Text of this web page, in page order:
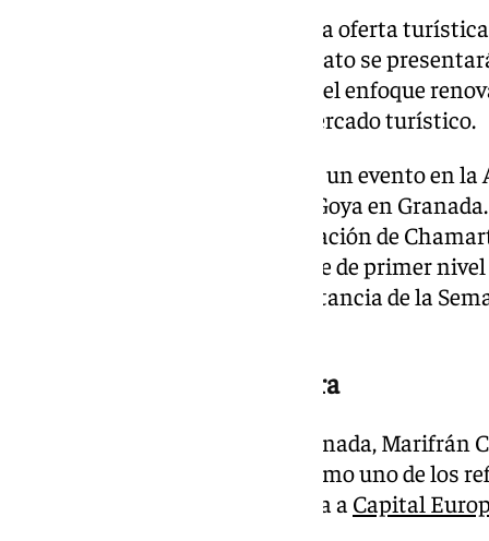
Además, el viernes 17 de enero, la oferta
imagen promocional del Patronato se
Madrid, mostrando un avance del enfoque
posicionar la provincia en el mercado turístico.
Durante la feria, se desarrollará un evento en
la celebración de la Gala de los Goya en
de Cine’ se presentará en la Estación de
anuncios será un evento cofrade de primer
provincia, subrayando la importancia de la
Capital Europea de la Cultura
Por su parte, la alcaldesa de Granada, Marifrán
«tenemos que posicionarnos como uno de los
hacia la candidatura de Granada a Capital